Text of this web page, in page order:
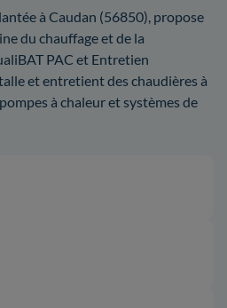
à Caudan (56850), propose
du chauffage et de la
PAC et Entretien
et entretient des chaudières à
à chaleur et systèmes de